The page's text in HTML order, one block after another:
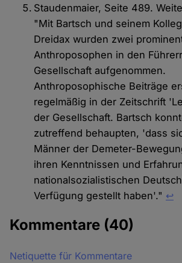
Staudenmaier, Seite 489.
"Mit Bartsch und seinem
Dreidax wurden zwei
Anthroposophen in den
Gesellschaft aufgenommen.
Anthroposophische Beiträge
regelmäßig in der Zeitschrift
der Gesellschaft. Bartsch
zutreffend behaupten, 'dass
Männer der Demeter-
ihren Kenntnissen und
nationalsozialistischen
Verfügung gestellt haben'." ↩︎
Kommentare (40)
Netiquette für Kommentare